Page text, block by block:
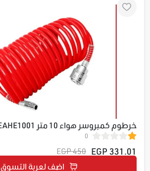
خرطوم كمبروسر هواء 10 متر EAHE1001
0
331.01 EGP
450 EGP
اضف لعربة التسوق